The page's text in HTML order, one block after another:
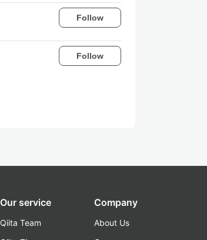
Follow
Follow
Our service
Qiita Team
Company
About Us